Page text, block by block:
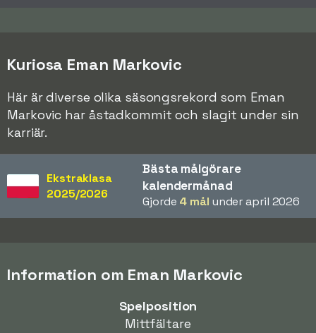
Kuriosa Eman Markovic
Här är diverse olika säsongsrekord som Eman
Markovic har åstadkommit och slagit under sin
karriär.
Ekstraklasa
2025/2026
Bästa målgörare
kalendermånad
Gjorde 4 mål under april 2026
Information om Eman Markovic
Spelposition
Mittfältare